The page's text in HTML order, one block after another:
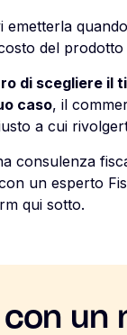
emetterla
del prodotto
di scegliere il
caso, il
a cui
consulenza
un esperto
qui sotto.
con un